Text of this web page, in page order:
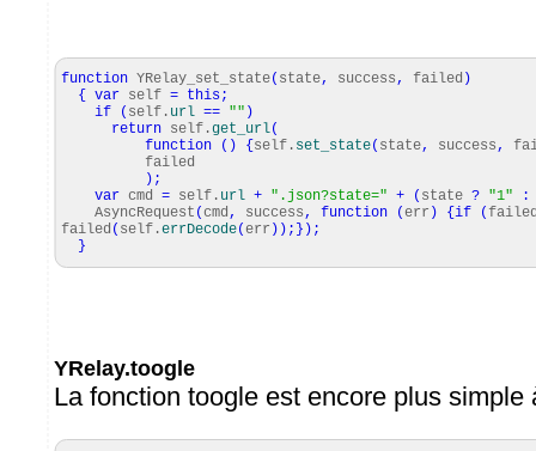
function YRelay_set_state( state, success, failed )
{
var self = this;
if
( self. url == "" )
return self.get_url(
function
( ) { self. set_state( state, success,
failed
) ;
var cmd = self. url + ".json?state=" + ( state ? "1"
:
AsyncRequest (cmd, success, function (err ) { if (
failed ( self.errDecode(err ) ) ; } ) ;
}
YRelay.toogle
La fonction toogle est encore plus simple